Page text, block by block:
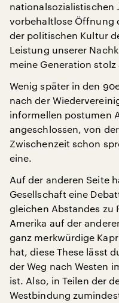
nationalsozialistischen
vorbehaltlose Öffnung
der politischen Kultur
Leistung unserer
meine Generation stolz
Wenig später in den
nach der
informellen postumen
angeschlossen, von
Zwischenzeit schon
eine.
Auf der anderen Seite
Gesellschaft eine
gleichen Abstandes zu
Amerika auf der
ganz merkwürdige
hat, diese These lässt
der Weg nach Westen
ist. Also, in Teilen der
Westbindung